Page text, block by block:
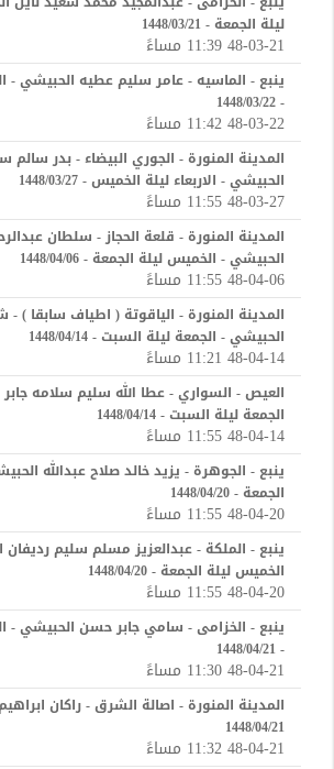
ليلة الجمعة - 1448/03/21
48-03-21 11:39 مساءً
ينبع - الماسيه - عامر سليم عطيه الحبيشي -
- 1448/03/22
48-03-22 11:42 مساءً
المدينة المنورة - الجوري البيضاء - بدر سالم
الحبيشي - الاربعاء ليلة الخميس - 1448/03/27
48-03-27 11:55 مساءً
المدينة المنورة - قلعة الحجاز - سلطان
الحبيشي - الخميس ليلة الجمعة - 1448/04/06
48-04-06 11:55 مساءً
المدينة المنورة - الياقوتة ( اطياف سابقا )
الحبيشي - الجمعة ليلة السبت - 1448/04/14
48-04-14 11:21 مساءً
العيص - السواري - عطا الله سليم سلامه
الجمعة ليلة السبت - 1448/04/14
48-04-14 11:55 مساءً
ينبع - الجوهرة - يزيد خالد صلاح عبدالله
الجمعة - 1448/04/20
48-04-20 11:55 مساءً
ينبع - الملكة - عبدالعزيز مسلم سليم
الخميس ليلة الجمعة - 1448/04/20
48-04-20 11:55 مساءً
ينبع - الخزامى - سامي جابر حسن الحبيشي -
- 1448/04/21
48-04-21 11:30 مساءً
المدينة المنورة - اصالة الشرق - راكان
1448/04/21
48-04-21 11:32 مساءً